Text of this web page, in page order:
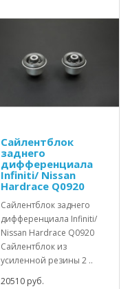
Сайлентблок
заднего
дифференциала
Infiniti/ Nissan
Hardrace Q0920
Сайлентблок заднего
дифференциала Infiniti/
Nissan Hardrace Q0920
Сайлентблок из
усиленной резины 2 ..
20510 руб.